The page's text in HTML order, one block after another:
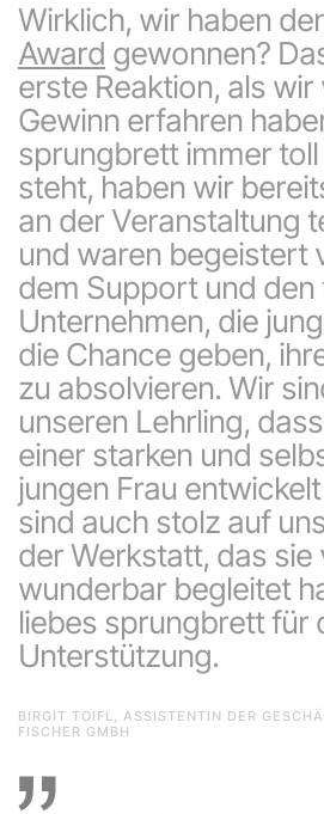
Wirklich, wir haben
Award gewonnen?
erste Reaktion, als
Gewinn erfahren
sprungbrett immer toll
steht, haben wir
an der Veranstaltung
und waren begeistert
dem Support und den
Unternehmen, die
die Chance geben,
zu absolvieren. Wir
unseren Lehrling,
einer starken und
jungen Frau
sind auch stolz auf
der Werkstatt, das sie
wunderbar begleitet
liebes sprungbrett für
Unterstützung.
BIRGIT TOIFL, ASSISTENTIN DER
FISCHER GMBH